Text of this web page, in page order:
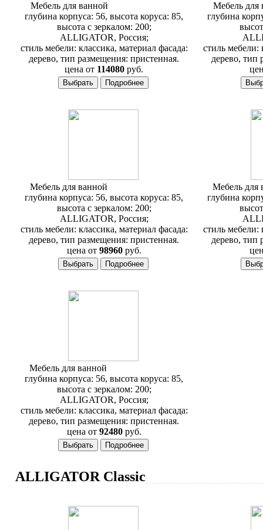
Мебель для ванной
глубина корпуса: 56, высота коруса: 85,
высота с зеркалом: 200;
ALLIGATOR, Россия;
стиль мебели: классика, материал фасада:
дерево, тип размещения: пристенная.
цена от 114080 руб.
Мебель для
глубина
стиль мебели:
дерево, тип
Мебель для ванной
глубина корпуса: 56, высота коруса: 85,
высота с зеркалом: 200;
ALLIGATOR, Россия;
стиль мебели: классика, материал фасада:
дерево, тип размещения: пристенная.
цена от98960 руб.
Мебель для
глубина
стиль мебели:
дерево, тип
Мебель для ванной
глубина корпуса: 56, высота коруса: 85,
высота с зеркалом: 200;
ALLIGATOR, Россия;
стиль мебели: классика, материал фасада:
дерево, тип размещения: пристенная.
цена от92480 руб.
ALLIGATOR Classic